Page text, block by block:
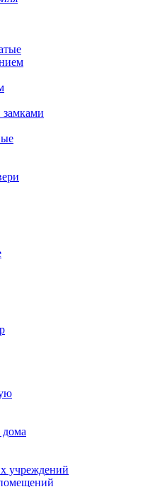
дома
учреждений